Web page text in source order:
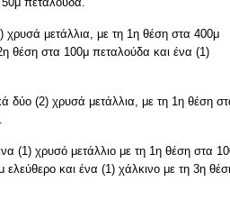
χρυσά μετάλλια, με τη 1η θέση στα 400μ
θέση στα 100μ πεταλούδα και ένα (1)
δύο (2) χρυσά μετάλλια, με τη 1η θέση
(1) χρυσό μετάλλιο με τη 1η θέση στα
και ένα (1) χάλκινο με τη 3η